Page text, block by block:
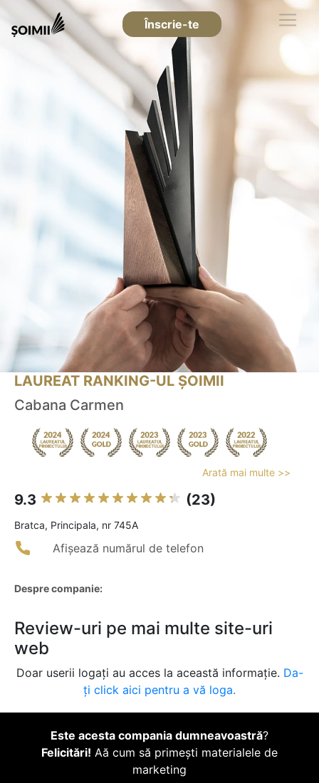
Înscrie-te
LAUREAT RANKING-UL ȘOIMII
Cabana Carmen
Arată mai multe >>
9.3 (23)
Bratca, Principala, nr 745A
Afișează numărul de telefon
Despre companie:
Review-uri pe mai multe site-uri
web
Doar userii logați au acces la această informație. Da-
ți click aici pentru a vă loga.
Este acesta compania dumneavoastră?
Felicitări! Aă cum să primești materialele de
marketing